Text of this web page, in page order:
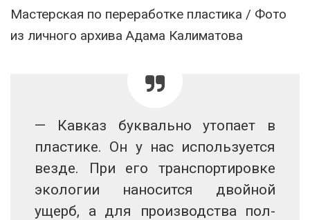
Мастерская по переработке пластика / Фото
из личного архива Адама Калиматова
— Кавказ буквально утопает в
пластике. Он у нас используется
везде. При его транспортировке
экологии наносится двойной
ущерб, а для производства пол-